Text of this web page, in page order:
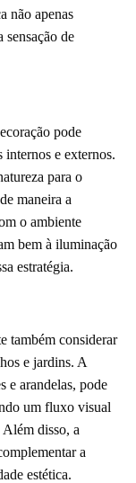
não apenas
sensação de
pode
internos e externos.
para o
maneira a
o ambiente
bem à iluminação
estratégia.
também considerar
e jardins. A
e arandelas, pode
um fluxo visual
Além disso, a
a
estética.